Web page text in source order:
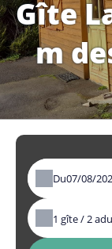
Gîte
m
Du
1 gîte /2